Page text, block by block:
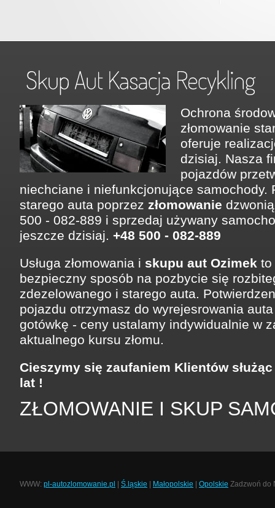
Ochrona
złomowanie
oferuje
dzisiaj. Nasza
pojazdów
niechciane i niefunkcjonujące samochody.
starego auta poprzez złomowanie
500 - 082-889 i sprzedaj używany
jeszcze dzisiaj. +48 500 - 082-889
Usługa złomowania i skupu aut Ozimek to
bezpieczny sposób na pozbycie się
zdezelowanego i starego auta.
pojazdu otrzymasz do wyrejesrowania
gotówkę - ceny ustalamy indywidualnie w
aktualnego kursu złomu.
Cieszymy się zaufaniem Klientów
lat !
ZŁOMOWANIE I SKUP
WWW: pl-autozlomowanie.pl Ś.ląskie Małopolskie Opolskie Zadzwoń do